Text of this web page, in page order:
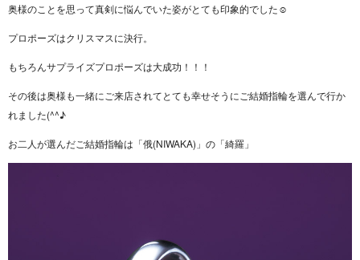
奥様のことを思って真剣に悩んでいた姿がとても印象的でした☺
プロポーズはクリスマスに決行。
もちろんサプライズプロポーズは大成功！！！
その後は奥様も一緒にご来店されてとても幸せそうにご結婚指輪を選んで行か
れました(^^♪
お二人が選んだご結婚指輪は「俄(NIWAKA)」の「綺羅」